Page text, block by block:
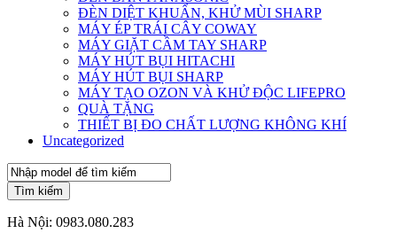
ĐÈN DIỆT KHUẨN, KHỬ MÙI SHARP
MÁY ÉP TRÁI CÂY COWAY
MÁY GIẶT CẦM TAY SHARP
MÁY HÚT BỤI HITACHI
MÁY HÚT BỤI SHARP
MÁY TẠO OZON VÀ KHỬ ĐỘC LIFEPRO
QUÀ TẶNG
THIẾT BỊ ĐO CHẤT LƯỢNG KHÔNG KHÍ
Uncategorized
Tìm kiếm
Hà Nội: 0983.080.283